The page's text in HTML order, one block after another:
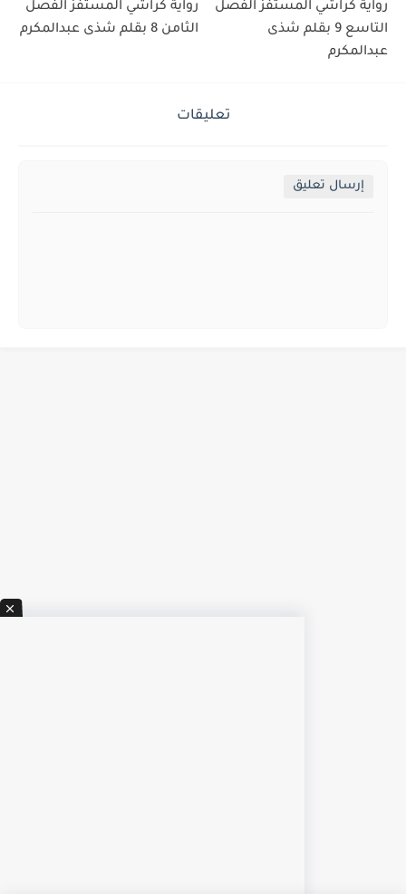
رواية كراشي المستفز الفصل
التاسع 9 بقلم شذى
عبدالمكرم
رواية كراشي المستفز الفصل
الثامن 8 بقلم شذى عبدالمكرم
تعليقات
إرسال تعليق